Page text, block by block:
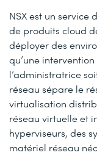
NSX est un
de produits cloud
déployer des
qu’une
l’administratrice
réseau sépare le
virtualisation
réseau virtuelle et
hyperviseurs, des
matériel réseau